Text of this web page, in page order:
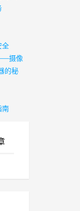
全
摄像
的秘
南